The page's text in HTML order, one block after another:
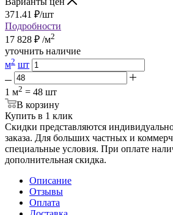
371.41 ₽/шт
Подробности
17 828 ₽ /м2
уточнить наличие
м2 шт
1 м2 = 48 шт
В корзину
Купить в 1 клик
Скидки представляются
заказа. Для больших частных и
специальные условия. При оплате
дополнительная скидка.
Описание
Отзывы
Оплата